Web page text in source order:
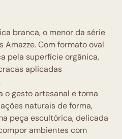
branca, o menor da série
Amazze. Com formato oval
pela superfície orgânica,
aplicadas
o gesto artesanal e torna
naturais de forma,
peça escultórica, delicada
ambientes com